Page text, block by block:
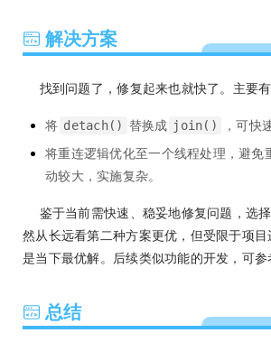
解决方案
找到问题了，修复起来也就快了。主要有
将 detach() 替换成 join()
，可快
将重连逻辑优化至一个线程处理，避免
动较大，实施复杂。
鉴于当前需快速、稳妥地修复问题，选
然从长远看第二种方案更优，但受限于项
是当下最优解。后续类似功能的开发，可参
总结